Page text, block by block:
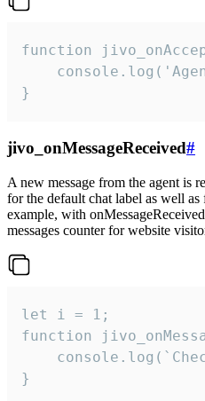
function
}
jivo_onMessageReceived#
A new message from the agent is
for the default chat label as well
example, with
messages counter for website
let i = 1;
function
}